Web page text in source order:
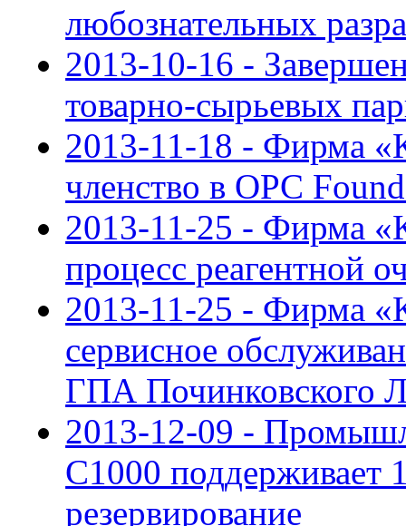
любознательных
2013-10-16 -
товарно-сырьевых
2013-11-18 - Фирма
членство в OPC
2013-11-25 - Фирма
процесс реагентной
2013-11-25 - Фирма
сервисное
ГПА
2013-12-09 -
С1000 поддерживает
резервирование